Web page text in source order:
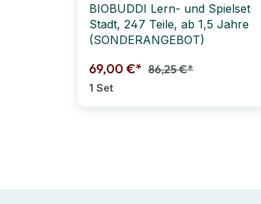
BIOBUDDI Lern- und Spielset
Stadt, 247 Teile, ab 1,5 Jahre
(SONDERANGEBOT)
69,00 €* 86,25 €*
1 Set